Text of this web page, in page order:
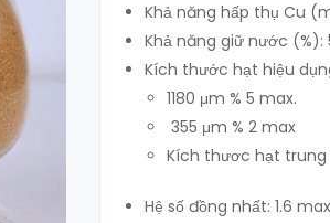
Khả năng hấp thụ Cu
Khả năng giữ nước (%):
Kích thước hạt hiệu
1180 μm % 5 max.
355 μm % 2 max
Kích thươc hạt
Hệ số đồng nhất: 1.6 max